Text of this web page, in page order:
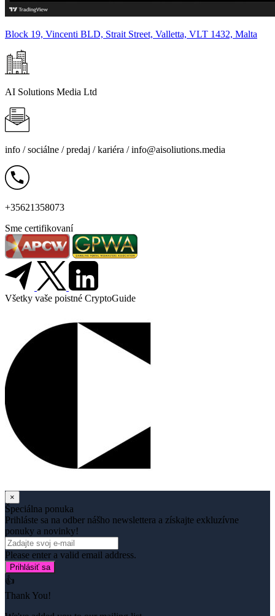
Block 19, Vincenti BLD, Strait Street, Valletta, VLT 1432, Malta
AI Solutions Media Ltd
info /sociálne /predaj /kariéra /info@aisoliutions.media
+35621358073
Sme certifikovaní
Všetky vaše poistné CryptoGuide
×
Špeciálna ponuka
Prihláste sa na odber nášho newslettera a získajte exkluzívne
ponuky a novinky!
Please enter a valid email address.
Prihlásiť sa
👍
Thank You!